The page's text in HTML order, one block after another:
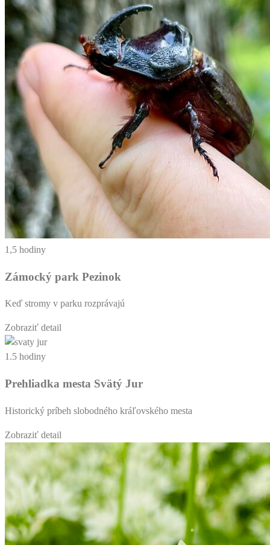
1,5 hodiny
Zámocký park Pezinok
Keď stromy v parku rozprávajú
Zobraziť detail
1.5 hodiny
Prehliadka mesta Svätý Jur
Historický príbeh slobodného kráľovského mesta
Zobraziť detail